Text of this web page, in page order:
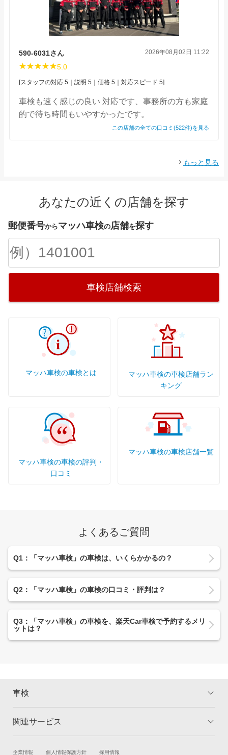
590-6031さん 2026年08月02日 11:22
5.0
[スタッフの対応 5｜説明 5｜価格 5｜対応スピード 5]
車検も速く感じの良い 対応です、事務所の方も家庭
的で待ち時間もいやすかったです。
この店舗の全ての口コミ(522件)を見る
もっと見る
あなたの近くの店舗を探す
郵便番号からマッハ車検の店舗を探す
車検店舗検索
マッハ車検の車検とは
マッハ車検の車検店舗ラン
キング
マッハ車検の車検の評判・
口コミ
マッハ車検の車検店舗一覧
よくあるご質問
Q1：「マッハ車検」の車検は、いくらかかるの？
Q2：「マッハ車検」の車検の口コミ・評判は？
Q3：「マッハ車検」の車検を、楽天Car車検で予約するメリ
ットは？
車検
トップ
関連サービス
試乗・商談 新車購入
企業情報 個人情報保護方針 採用情報